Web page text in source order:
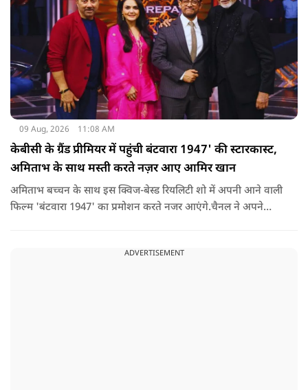
09 Aug, 2026 11:08 AM
केबीसी के ग्रैंड प्रीमियर में पहुंची बंटवारा 1947' की स्टारकास्ट,
अमिताभ के साथ मस्ती करते नज़र आए आमिर खान
अमिताभ बच्चन के साथ इस क्विज-बेस्ड रियलिटी शो में अपनी आने वाली
फिल्म 'बंटवारा 1947' का प्रमोशन करते नजर आएंगे.चैनल ने अपने
ADVERTISEMENT